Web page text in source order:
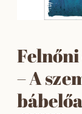
– A